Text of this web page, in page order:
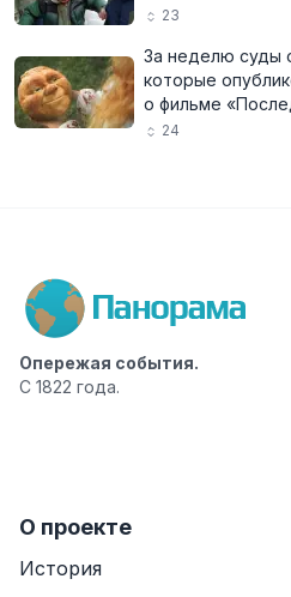
23
За неделю суды
которые
о фильме
24
Опережая события.
С 1822 года.
О проекте
История